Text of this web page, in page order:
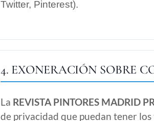
Twitter, Pinterest).
4. EXONERACIÓN SOBRE
La REVISTA PINTORES MADRID
de privacidad que puedan tener